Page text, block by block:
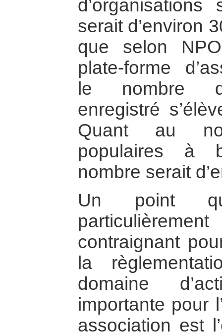
d’organisations
serait d’environ
que selon
plate-forme
le nombre
enregistré
Quant au
populaires à
nombre serait
Un point
contraignant
la
domaine
importante pour
association est